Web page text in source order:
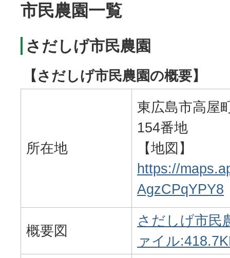
市民農園一覧
さだしげ市民農園
【さだしげ市民農園の概要】
所在地
東広島市高屋
154番地
【地図】
https://
AgzCPqYPY8
概要図
さだしげ市民
ァイル